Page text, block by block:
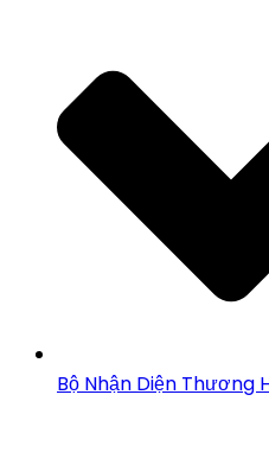
Bộ Nhận Diện Thương